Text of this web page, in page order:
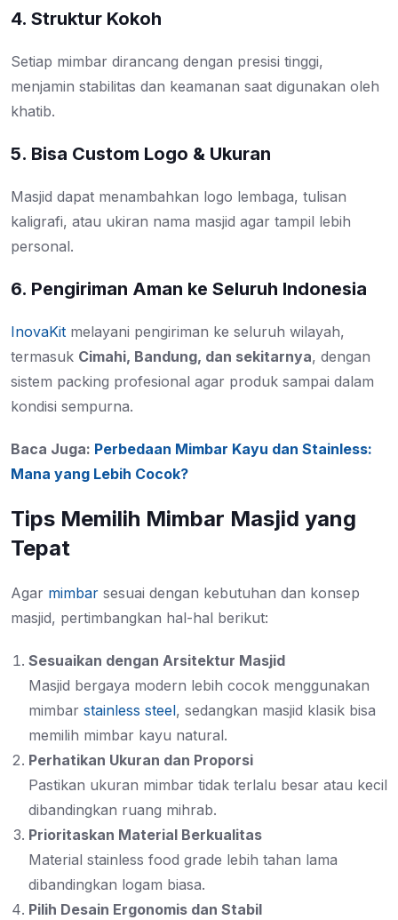
4. Struktur Kokoh
Setiap mimbar dirancang dengan presisi tinggi,
menjamin stabilitas dan keamanan saat digunakan oleh
khatib.
5. Bisa Custom Logo & Ukuran
Masjid dapat menambahkan logo lembaga, tulisan
kaligrafi, atau ukiran nama masjid agar tampil lebih
personal.
6. Pengiriman Aman ke Seluruh Indonesia
InovaKit melayani pengiriman ke seluruh wilayah,
termasuk Cimahi, Bandung, dan sekitarnya, dengan
sistem packing profesional agar produk sampai dalam
kondisi sempurna.
Baca Juga: Perbedaan Mimbar Kayu dan Stainless:
Mana yang Lebih Cocok?
Tips Memilih Mimbar Masjid yang
Tepat
Agar mimbar sesuai dengan kebutuhan dan konsep
masjid, pertimbangkan hal-hal berikut:
Sesuaikan dengan Arsitektur Masjid
Masjid bergaya modern lebih cocok menggunakan
mimbar stainless steel, sedangkan masjid klasik bisa
memilih mimbar kayu natural.
Perhatikan Ukuran dan Proporsi
Pastikan ukuran mimbar tidak terlalu besar atau kecil
dibandingkan ruang mihrab.
Prioritaskan Material Berkualitas
Material stainless food grade lebih tahan lama
dibandingkan logam biasa.
Pilih Desain Ergonomis dan Stabil